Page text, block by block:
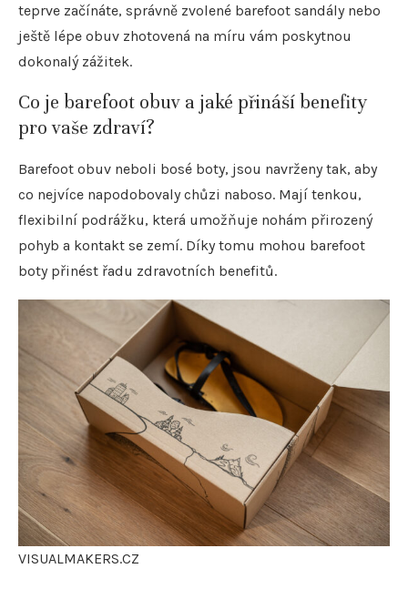
teprve začínáte, správně zvolené barefoot sandály nebo
ještě lépe obuv zhotovená na míru vám poskytnou
dokonalý zážitek.
Co je barefoot obuv a jaké přináší benefity
pro vaše zdraví?
Barefoot obuv neboli bosé boty, jsou navrženy tak, aby
co nejvíce napodobovaly chůzi naboso. Mají tenkou,
flexibilní podrážku, která umožňuje nohám přirozený
pohyb a kontakt se zemí. Díky tomu mohou barefoot
boty přinést řadu zdravotních benefitů.
VISUALMAKERS.CZ